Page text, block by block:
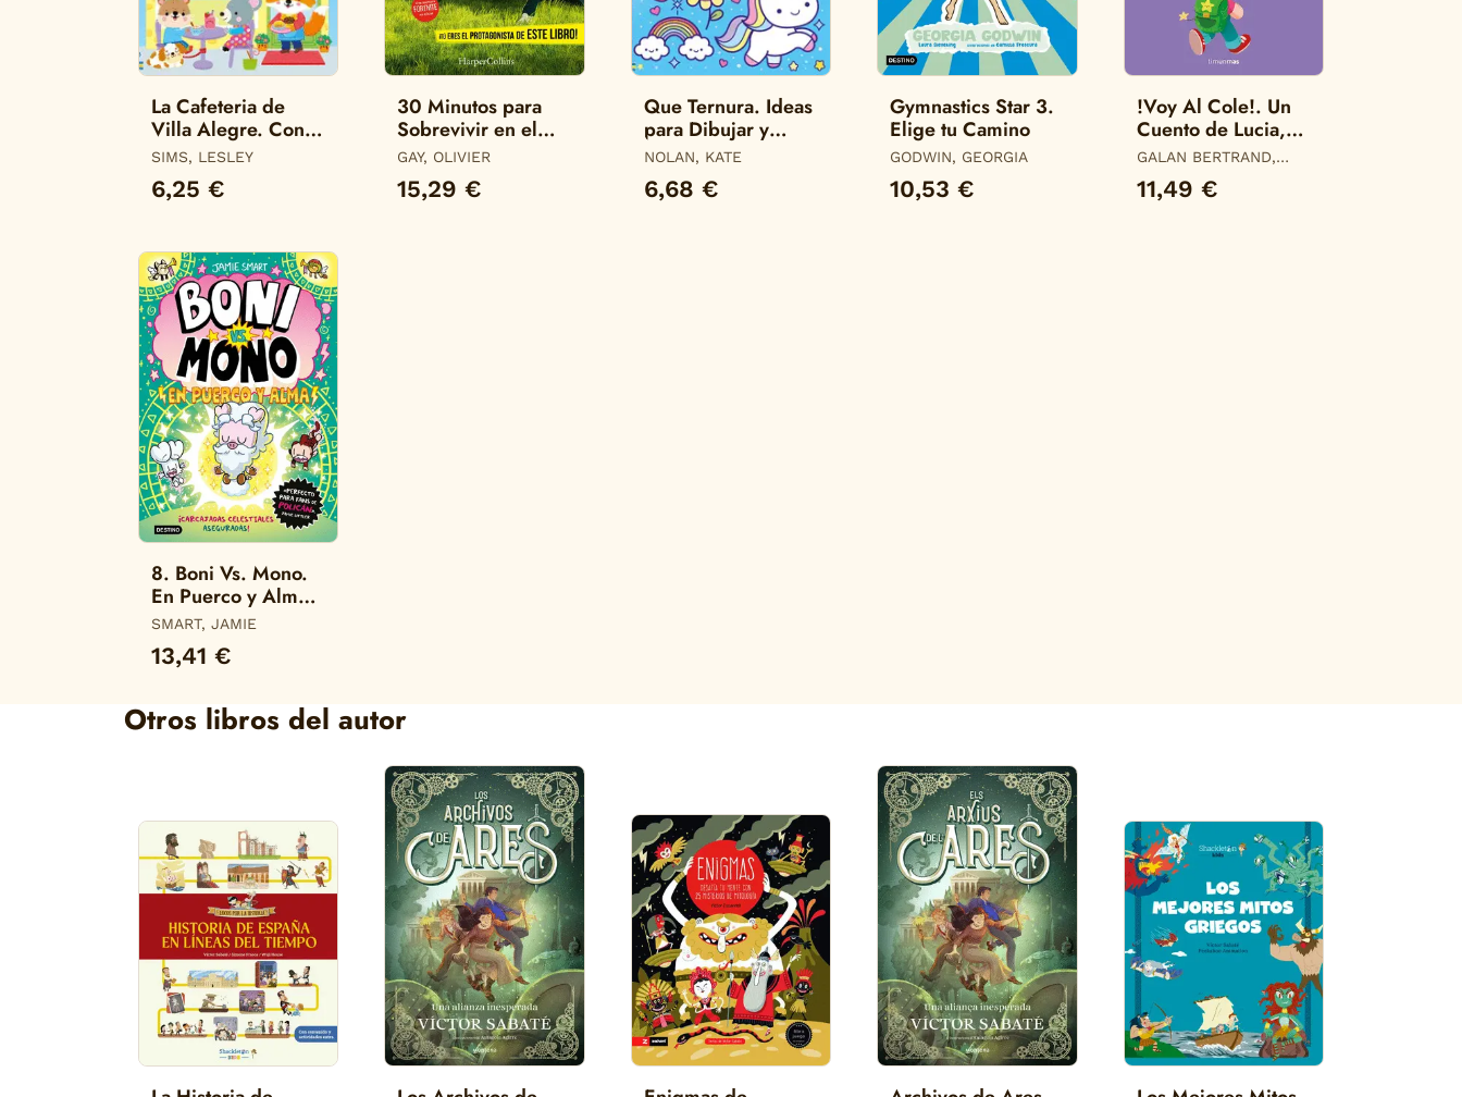
La Cafeteria de
Villa Alegre. Con
200 Pegatinas
SIMS, LESLEY
6,25 €
30 Minutos para
Sobrevivir en el
Infierno de Fortnite
GAY, OLIVIER
15,29 €
Que Ternura. Ideas
para Dibujar y
Colorear
NOLAN, KATE
6,68 €
Gymnastics Star 3.
Elige tu Camino
GODWIN, GEORGIA
10,53 €
!Voy Al Cole!. Un
Cuento de Lucia,
mi Pediatra
GALAN BERTRAND,
11,49 €
8. Boni Vs. Mono.
En Puerco y Alma.
(Boni Vs. Mono)
SMART, JAMIE
13,41 €
Otros libros del autor